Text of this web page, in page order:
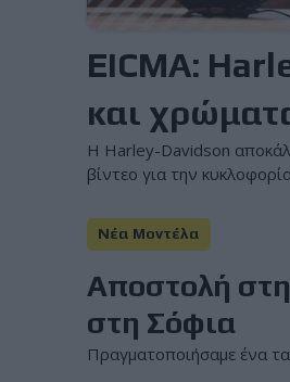
EICMA:
και
Η Harley-Davidson
βίντεο για την
Νέα Μοντέλα
Αποστολή
στη Σόφια
Πραγματοποιήσαμε ένα